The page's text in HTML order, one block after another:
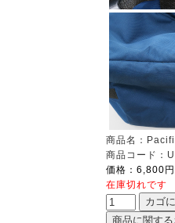
商品名：
商品コード：
価格：6,800円
在庫切れです